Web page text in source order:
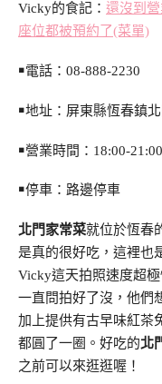
Vicky的食記： 還沒到
座位都被預約了(菜單)
￭電話：08-888-2230
￭地址：屏東縣恆春鎮
￭營業時間：18:00-
￭停車：路邊停車
北門家常菜就位於恆春
是真的很好吃，這裡也
Vicky這天拍照速度超
一直問拍好了沒，他們
加上提供有古早味紅茶
都圓了一圈。好吃的北
之前可以來逛逛喔！